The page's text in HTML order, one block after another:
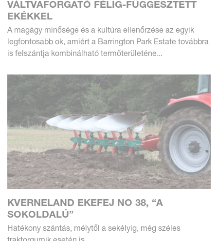
VÁLTVAFORGATÓ FÉLIG-FÜGGESZTETT
EKÉKKEL
A magágy minősége és a kultúra ellenőrzése az egyik
legfontosabb ok, amiért a Barrington Park Estate továbbra
is felszántja kombinálható termőterületéne...
KVERNELAND EKEFEJ NO 38, “A
SOKOLDALÚ”
Hatékony szántás, mélytől a sekélyig, még széles